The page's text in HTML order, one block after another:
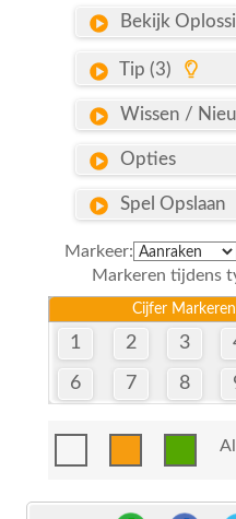
Bekijk
Tip (3)
Wissen /
Opties
Spel Opslaan
Markeer:
Markeren tijdens
Cijfer Markeren
1 2 3
6 7 8